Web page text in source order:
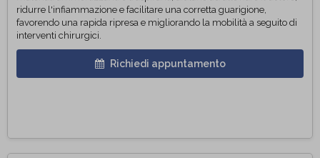
ridurre l'infiammazione e facilitare una corretta guarigione,
favorendo una rapida ripresa e migliorando la mobilità a seguito di
interventi chirurgici.
Richiedi appuntamento